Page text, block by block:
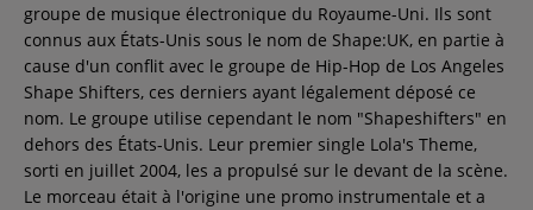
CONCOURS
Contact
Contact
groupe de musique électronique du Royaume-Uni. Ils sont
connus aux États-Unis sous le nom de Shape:UK, en partie à
cause d'un conflit avec le groupe de Hip-Hop de Los Angeles
Shape Shifters, ces derniers ayant légalement déposé ce
nom. Le groupe utilise cependant le nom "Shapeshifters" en
dehors des États-Unis. Leur premier single Lola's Theme,
sorti en juillet 2004, les a propulsé sur le devant de la scène.
Le morceau était à l'origine une promo instrumentale et a